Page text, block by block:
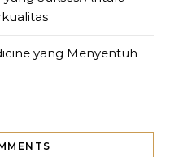
yang Menyentuh